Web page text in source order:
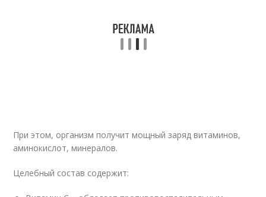
При этом, организм получит мощный заряд витаминов,
аминокислот, минералов.
Целебный состав содержит: